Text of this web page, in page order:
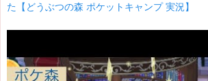
た【どうぶつの森 ポケットキャンプ 実況】